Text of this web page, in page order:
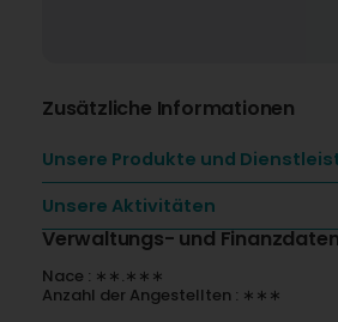
Zusätzliche Informationen
Unsere Produkte und
Unsere Aktivitäten
Verwaltungs- und
Nace : ∗∗.∗∗∗
Anzahl der Angestellten : ∗∗∗